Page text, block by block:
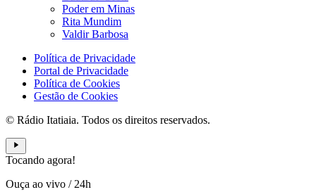
Poder em Minas
Rita Mundim
Valdir Barbosa
Política de Privacidade
Portal de Privacidade
Política de Cookies
Gestão de Cookies
© Rádio Itatiaia. Todos os direitos reservados.
Tocando agora!
Ouça ao vivo / 24h